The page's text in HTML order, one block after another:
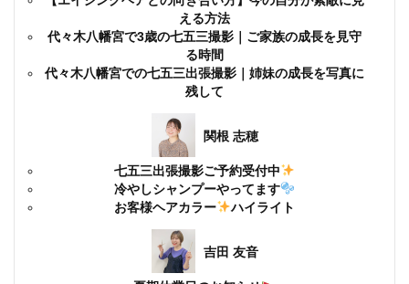
える方法
代々木八幡宮で3歳の七五三撮影｜ご家族の成長を見守
る時間
代々木八幡宮での七五三出張撮影｜姉妹の成長を写真に
残して
関根 志穂
七五三出張撮影ご予約受付中
冷やしシャンプーやってます
お客様ヘアカラー
ハイライト
吉田 友音